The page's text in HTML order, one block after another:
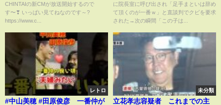
CHINTAIの新CMが放送開始するので
す〜❣ いっぱい見てねなのです～?
https://www.c...
のが一番ｗ」と直談判でクビを
要求された→次の瞬間「この子
ける話）感動ストーリー朗読
に院長室に呼び出され「足手まといは辞め
て頂くのが一番ｗ」と直談判でクビを要求
された→次の瞬間「この子は...
レトロ
#中山美穂 #田原俊彦 一番仲が
未分類
立花孝志容疑者 これまでの主